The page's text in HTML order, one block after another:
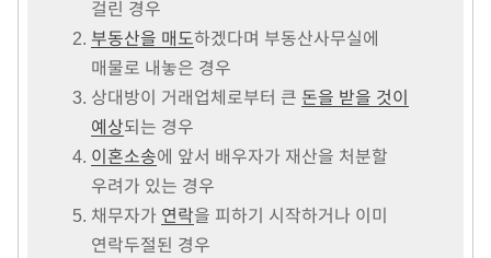
걸린 경우
부동산을 매도하겠다며 부동산사무실에
매물로 내놓은 경우
상대방이 거래업체로부터 큰 돈을 받을 것이
예상되는 경우
이혼소송에 앞서 배우자가 재산을 처분할
우려가 있는 경우
채무자가 연락을 피하기 시작하거나 이미
연락두절된 경우